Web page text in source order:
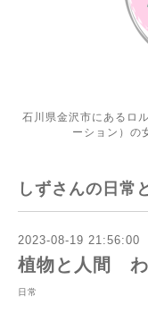
石川県金沢市にあるロ
ーション）の
しずさんの日常
2023-08-19 21:56:00
植物と人間 わ
日常